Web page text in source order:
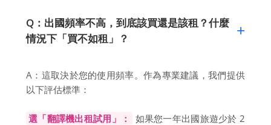
Q：出國頻率不高，到底該買還是該租？什麼
情況下「買不如租」？
A：這取決於您的使用頻率。作為專業建議，我們提供
以下評估標準：
選「翻譯機出租試用」：
如果您一年出國旅遊少於 2